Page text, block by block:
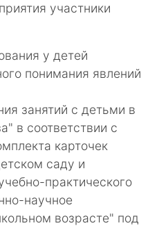
участники
у детей
понимания явлений
занятий с детьми в
в соответствии с
карточек
саду и
практического
научное
возрасте" под